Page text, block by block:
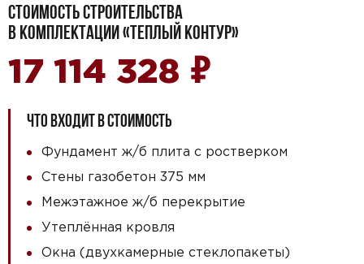
СТОИМОСТЬ СТРОИТЕЛЬСТВА
В КОМПЛЕКТАЦИИ «ТЕПЛЫЙ КОНТУР»
17 114 328 ₽
ЧТО ВХОДИТ В СТОИМОСТЬ
Фундамент ж/б плита с ростверком
Стены газобетон 375 мм
Межэтажное ж/б перекрытие
Утеплённая кровля
Окна (двухкамерные стеклопакеты)